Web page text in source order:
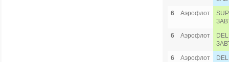
6
Аэрофлот
6
Аэрофлот
6
Аэрофлот